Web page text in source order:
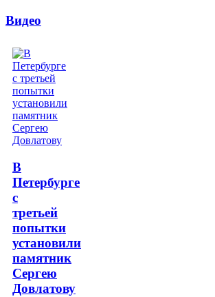
Видео
В
Петербурге
с
третьей
попытки
установили
памятник
Сергею
Довлатову